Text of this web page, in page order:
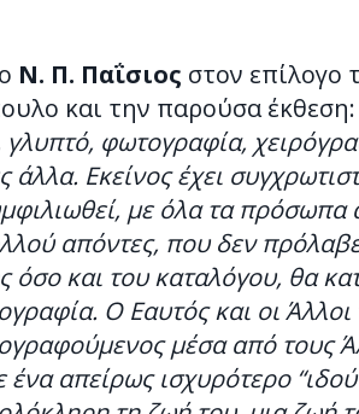
Ν. Π. Παΐσιος στον επίλογο
και την παρούσα έκθεση:
γλυπτό, φωτογραφία,
άλλα. Εκείνος έχει
με όλα τα πρόσωπα
απόντες, που δεν
όσο και του καταλόγου, θα
Ο Εαυτός και οι
μέσα από τους
ένα απείρως ισχυρότερο